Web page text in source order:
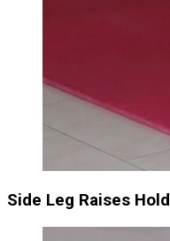
Side Leg Raises Hold